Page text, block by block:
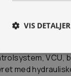
t (EEC), men
med gul
klar til at blive
VCU,
med
VIS DETALJER